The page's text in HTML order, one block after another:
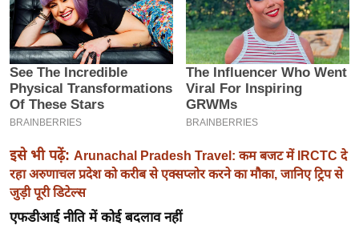
0
2
6
क्रा
इ
म
ई
-
पे
प
र
इसे भी पढ़ें: Arunachal Pradesh Travel: कम बजट में IRCTC दे
रहा अरुणाचल प्रदेश को करीब से एक्सप्लोर करने का मौका, जानिए ट्रिप से
जुड़ी पूरी डिटेल्स
एफडीआई नीति में कोई बदलाव नहीं